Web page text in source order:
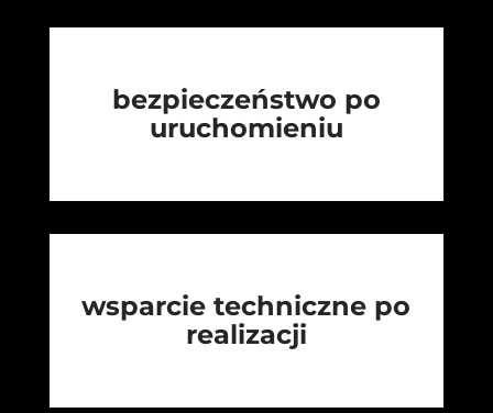
bezpieczeństwo po
uruchomieniu
wsparcie techniczne po
realizacji